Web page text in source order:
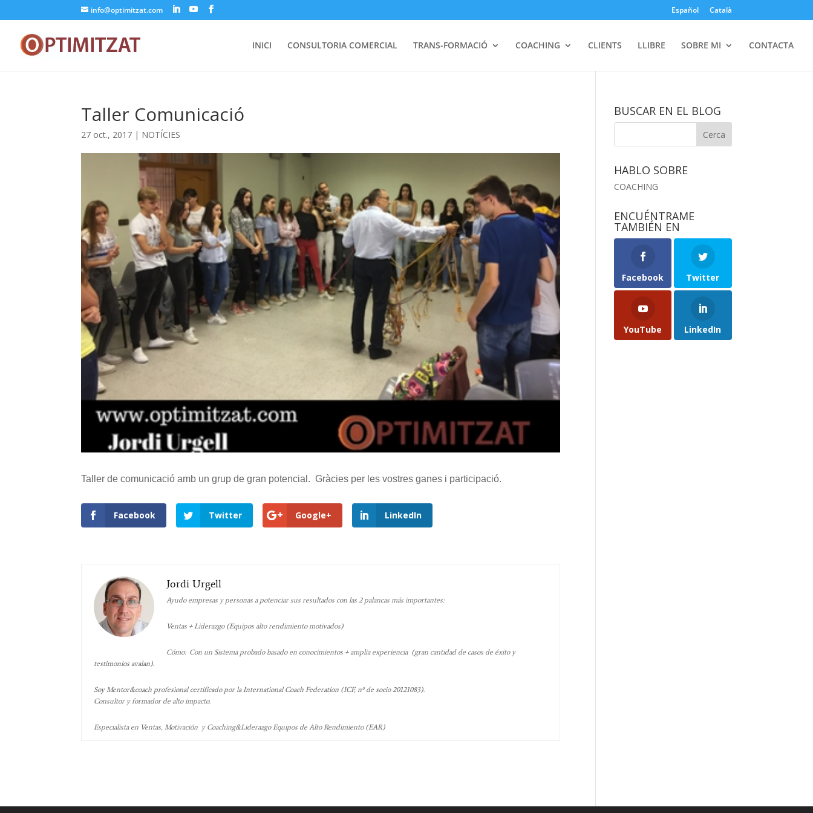
info@optimitzat.com Español Català
INICI CONSULTORIA COMERCIAL TRANS-FORMACIÓ COACHING CLIENTS LLIBRE SOBRE MI CONTACTA
Taller Comunicació
27 oct., 2017 | NOTÍCIES
Taller de comunicació amb un grup de gran potencial. Gràcies per les vostres ganes i participació.
Facebook Twitter Google+ LinkedIn
Jordi Urgell
Ayudo empresas y personas a potenciar sus resultados con las 2 palancas más importantes:
Ventas + Liderazgo (Equipos alto rendimiento motivados)
Cómo: Con un Sistema probado basado en conocimientos + amplia experiencia (gran cantidad de casos de éxito y
testimonios avalan).
Soy Mentor&coach profesional certificado por la International Coach Federation (ICF, nº de socio 20121083).
Consultor y formador de alto impacto.
Especialista en Ventas, Motivación y Coaching&Liderazgo Equipos de Alto Rendimiento (EAR)
BUSCAR EN EL BLOG
HABLO SOBRE
COACHING
ENCUÉNTRAME
TAMBIÉN EN
Facebook Twitter
YouTube LinkedIn